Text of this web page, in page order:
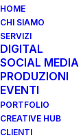
HOME
CHI SIAMO
SERVIZI
DIGITAL
SOCIAL MEDIA
PRODUZIONI
EVENTI
PORTFOLIO
CREATIVE HUB
CLIENTI
Nel
troviamo,
digitale di
quando